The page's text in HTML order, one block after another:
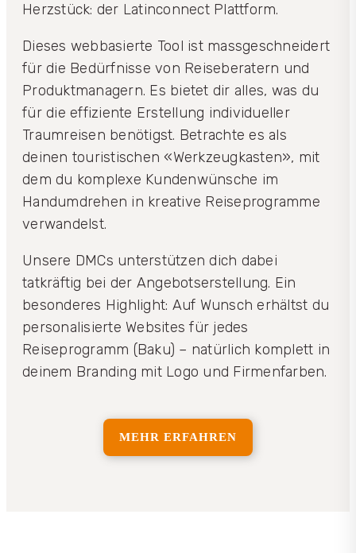
Herzstück: der Latinconnect Plattform.
Dieses webbasierte Tool ist massgeschneidert
für die Bedürfnisse von Reiseberatern und
Produktmanagern. Es bietet dir alles, was du
für die effiziente Erstellung individueller
Traumreisen benötigst. Betrachte es als
deinen touristischen «Werkzeugkasten», mit
dem du komplexe Kundenwünsche im
Handumdrehen in kreative Reiseprogramme
verwandelst.
Unsere DMCs unterstützen dich dabei
tatkräftig bei der Angebotserstellung. Ein
besonderes Highlight: Auf Wunsch erhältst du
personalisierte Websites für jedes
Reiseprogramm (Baku) – natürlich komplett in
deinem Branding mit Logo und Firmenfarben.
MEHR ERFAHREN